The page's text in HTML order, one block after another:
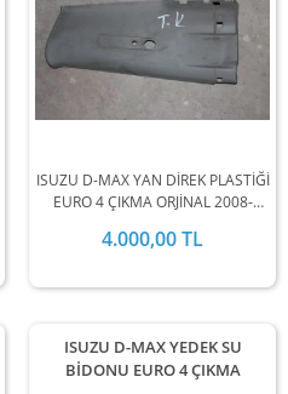
ISUZU D-MAX YAN DİREK PLASTİĞİ
EURO 4 ÇIKMA ORJİNAL 2008-
ARALIĞINDA STOKLARIMIZDA
4.000,00 TL
ISUZU D-MAX YEDEK SU
BİDONU EURO 4 ÇIKMA